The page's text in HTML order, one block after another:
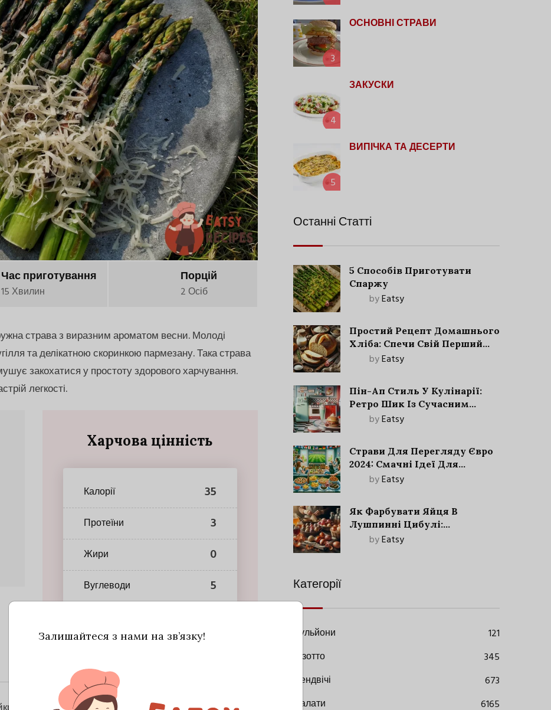
Час приготування
15 Хвилин
Порцій
2 Осіб
страва з виразним ароматом весни. Молоді
та делікатною скоринкою пармезану. Така страва
закохатися у простоту здорового харчування.
легкості.
Харчова цінність
Калорії 35
Протеїни 3
Жири 0
Вуглеводи 5
3
ОСНОВНІ СТРАВИ
4
ЗАКУСКИ
5
ВИПІЧКА ТА ДЕСЕРТИ
Останні Статті
5 Способів Приготувати
Спаржу
byEatsy
Простий Рецепт Домашнього
Хліба: Спечи Свій Перший
Запашний Хліб!
byEatsy
Пін-Ап Стиль У Кулінарії:
Ретро Шик Із Сучасним
Акцентом
byEatsy
Страви Для Перегляду Євро
2024: Смачні Ідеї Для
Футбольного Свята
byEatsy
Як Фарбувати Яйця В
Лушпинні Цибулі:
Старовинний Метод З
byEatsy
Категорії
Бульйони
121
Різотто
345
Сендвічі
673
Салати
6165
Залишайтеся з нами на зв’язку!